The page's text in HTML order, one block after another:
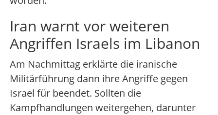
Iran warnt vor weiteren
Angriffen Israels im Libanon
Am Nachmittag erklärte die iranische
Militärführung dann ihre Angriffe gegen
Israel für beendet. Sollten die
Kampfhandlungen weitergehen, darunter